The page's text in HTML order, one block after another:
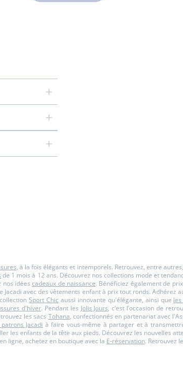
, à la fois élégants et intemporels. Retrouvez, entre
de 1 mois à 12 ans. Découvrez nos collections mode et
nos idéescadeaux de naissance. Bénéficiez également de
Jacadi avec des vêtements enfant à prix tout ronds. Adhérez
Sport Chic aussi innovante qu'élégante, ainsi que
d'hiver. Pendant les Jolis Jours, c’est l’occasion de
les sacs Tohana, confectionnés en partenariat avec
Jacadi à faire vous-même à partager et à
les enfants de la tête aux pieds. Découvrez les nouvelles
ligne, achetez en boutique avec la E-réservation. Retrouvez